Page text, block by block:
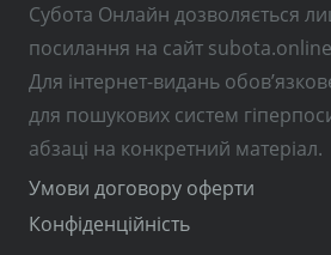
Субота Онлайн дозволяється
посилання на сайт subota.online
Для інтернет-видань
для пошукових систем
абзаці на конкретний матеріал.
Умови договору оферти
Конфіденційність